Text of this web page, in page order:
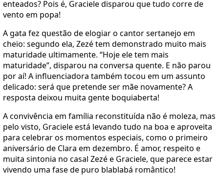
enteados? Pois é, Graciele disparou que tudo corre de
vento em popa!
A gata fez questão de elogiar o cantor sertanejo em
cheio: segundo ela, Zezé tem demonstrado muito mais
maturidade ultimamente. “Hoje ele tem mais
maturidade”, disparou na conversa quente. E não parou
por aí! A influenciadora também tocou em um assunto
delicado: será que pretende ser mãe novamente? A
resposta deixou muita gente boquiaberta!
A convivência em família reconstituída não é moleza, mas
pelo visto, Graciele está levando tudo na boa e aproveita
para celebrar os momentos especiais, como o primeiro
aniversário de Clara em dezembro. É amor, respeito e
muita sintonia no casal Zezé e Graciele, que parece estar
vivendo uma fase de puro blablabá romântico!